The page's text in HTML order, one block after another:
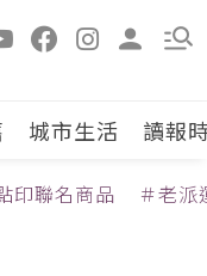
城市生活 讀報
印聯名商品 ＃老派